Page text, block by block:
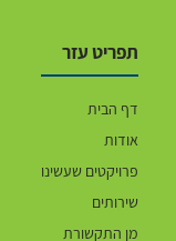
תפריט עזר
דף הבית
אודות
פרויקטים שעשינו
שירותים
מן התקשורת